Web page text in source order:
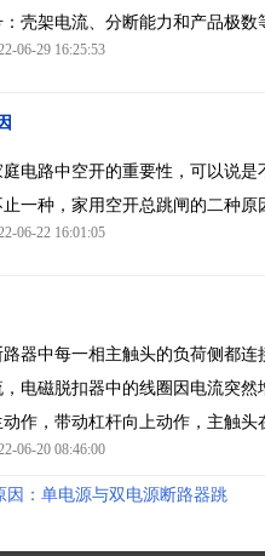
壳架电流、分断能力和产品极数
06-29 16:25:53
庭电路中空开的重要性，可以说
止一种，家用空开总跳闸的二种
06-22 16:01:05
路器中每一相主触头的负荷侧都
，电磁脱扣器中的线圈因电流突
作，带动杠杆向上动作，主触头
06-20 08:46:00
因：单电源与双电源断路器跳